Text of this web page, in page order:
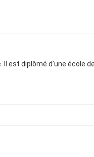
est diplômé d’une école